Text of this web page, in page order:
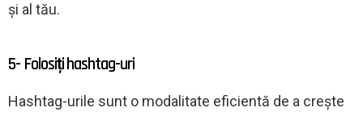
și al tău.
5- Folosiți hashtag-uri
Hashtag-urile sunt o modalitate eficientă de a crește